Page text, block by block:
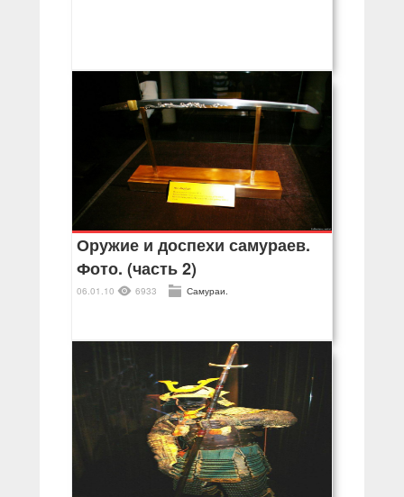
Оружие и доспехи самураев.
Фото. (часть 2)
06.01.10 6933 Самураи.